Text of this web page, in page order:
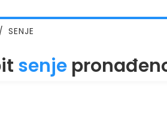
SENJE
senje